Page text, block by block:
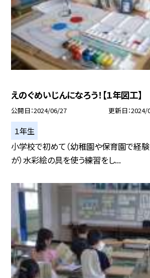
えのぐめいじんになろう！【１年図工】
公開日 2024/06/27 更新日 2024/
１年生
小学校で初めて（幼稚園や保育園で経
が）水彩絵の具を使う練習をし...